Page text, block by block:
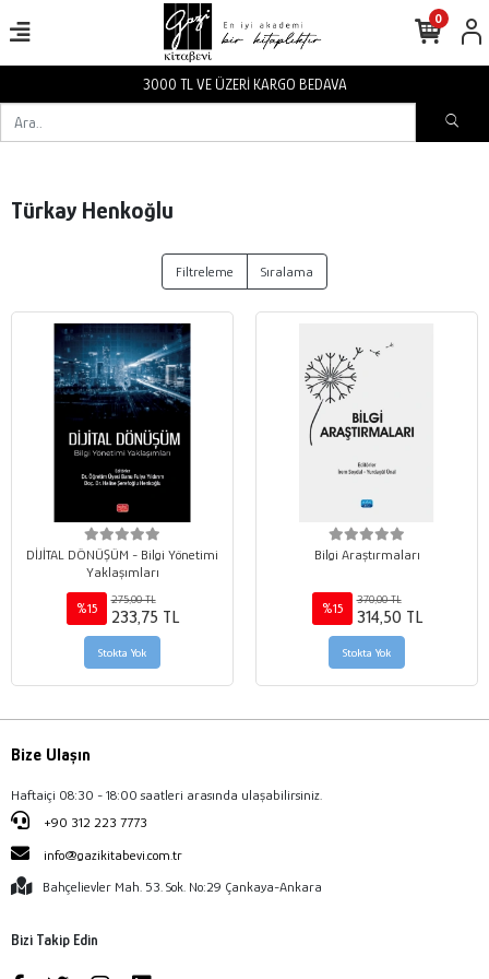
3000 TL VE ÜZERİ KARGO BEDAVA
0
Türkay Henkoğlu
Filtreleme Sıralama
DİJİTAL DÖNÜŞÜM - Bilgi Yönetimi
Yaklaşımları
%15
275,00 TL
233,75 TL
Stokta Yok
Bilgi Araştırmaları
%15
370,00 TL
314,50 TL
Stokta Yok
Bize Ulaşın
Haftaiçi 08:30 - 18:00 saatleri arasında ulaşabilirsiniz.
+90 312 223 7773
info@gazikitabevi.com.tr
Bahçelievler Mah. 53. Sok. No:29 Çankaya-Ankara
Bizi Takip Edin